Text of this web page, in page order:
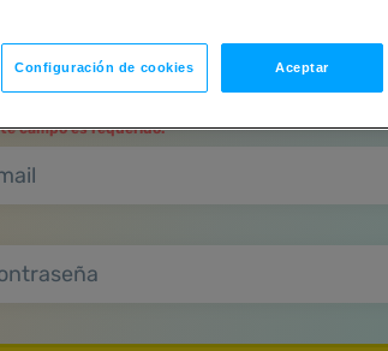
completo
campo es requerido.
Configuración de cookies Aceptar